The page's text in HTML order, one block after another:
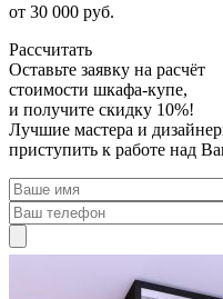
от 30 000 руб.
Рассчитать
Оставьте заявку на расчёт
стоимости шкафа-купе,
и получите скидку 10%!
Лучшие мастера и
приступить к работе над